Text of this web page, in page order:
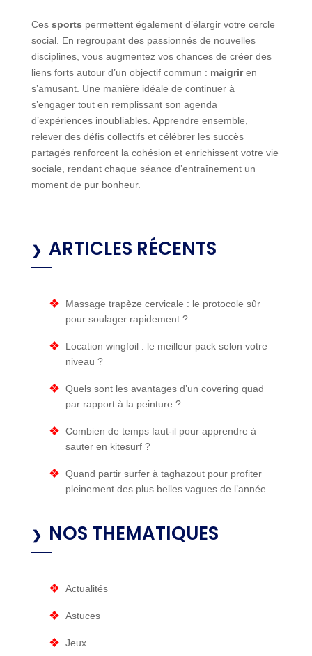
Ces sports permettent également d’élargir votre cercle
social. En regroupant des passionnés de nouvelles
disciplines, vous augmentez vos chances de créer des
liens forts autour d’un objectif commun : maigriren
s’amusant. Une manière idéale de continuer à
s’engager tout en remplissant son agenda
d’expériences inoubliables. Apprendre ensemble,
relever des défis collectifs et célébrer les succès
partagés renforcent la cohésion et enrichissent votre vie
sociale, rendant chaque séance d’entraînement un
moment de pur bonheur.
ARTICLES RÉCENTS
Massage trapèze cervicale : le protocole sûr
pour soulager rapidement ?
Location wingfoil : le meilleur pack selon votre
niveau ?
Quels sont les avantages d’un covering quad
par rapport à la peinture ?
Combien de temps faut-il pour apprendre à
sauter en kitesurf​ ?
Quand partir surfer à taghazout pour profiter
pleinement des plus belles vagues de l’année
NOS THEMATIQUES
Actualités
Astuces
Jeux